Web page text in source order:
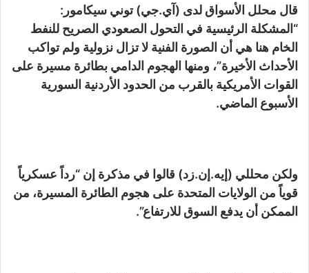
قال محلل الأسواق لدى (آي.جي) توني سيكامور:
“المشكلة الرئيسية في التحول الصعودي الصريح للنفط
الخام هنا هي أن الصورة الفنية لا تزال نزولية ولم تواكب
الأحداث الأخيرة”، ومنها الهجوم الدامي بطائرة مسيرة على
القوات الأمريكية بالقرب من الحدود الأردنية السورية
الأسبوع الماضي.
ولكن محللي (إيه.إن.زد) قالوا في مذكرة إن “رداً عسكرياً
قوياً من الولايات المتحدة على هجوم الطائرة المسيرة، من
الممكن أن يدفع السوق للارتفاع”.